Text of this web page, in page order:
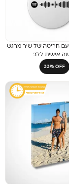
חריטה של שיר מרגש
אישית ללב
33% OFF